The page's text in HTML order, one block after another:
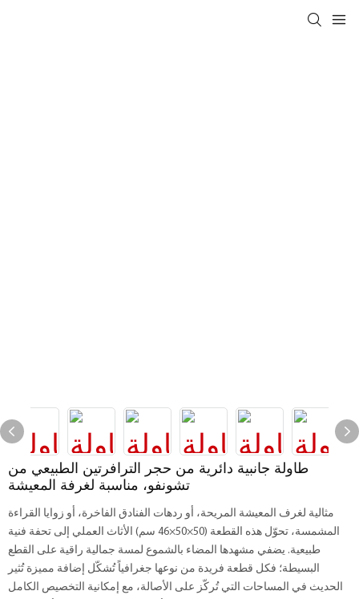
طاولة جانبية دائرية من حجر الترافرتين الطبيعي من
تشونفو، مناسبة لغرفة المعيشة
مثالية لغرف المعيشة المريحة، أو ردهات الفنادق الفاخرة، أو زوايا القراءة
المشمسة، تحوّل هذه القطعة (50×50×46 سم) الأثاث العملي إلى تحفة فنية
طبيعية. يضفي مشهدها المضاء بالشموع لمسة جمالية راقية على القطع
البسيطة؛ فكل قطعة فريدة من نوعها جغرافياً تُشكّل إضافة مميزة تُثير
الحديث في المساحات التي تُركّز على الأصالة، مع إمكانية التخصيص الكامل